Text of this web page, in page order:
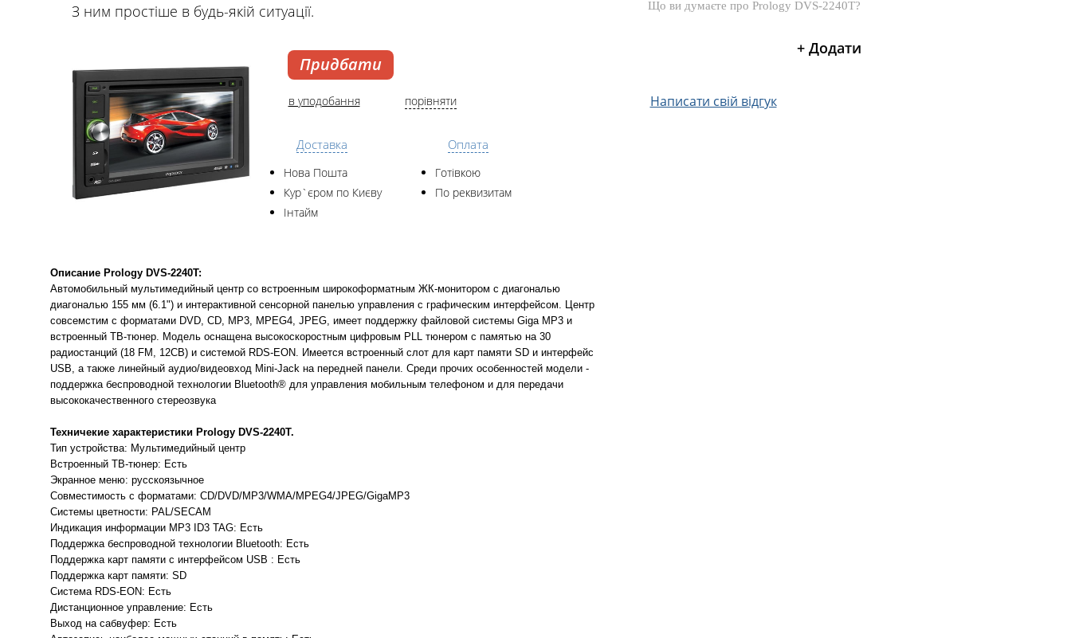
З ним простіше в будь-якій ситуації.
Придбати
в уподобання порівняти
Доставка
Нова Пошта
Кур`єром по Києву
Інтайм
Оплата
Готівкою
По реквизитам
Описание Prology DVS-2240T:
Автомобильный мультимедийный центр со встроенным широкоформатным ЖК-монитором с диагональю
диагональю 155 мм (6.1") и интерактивной сенсорной панелью управления с графическим интерфейсом. Центр
совсемстим с форматами DVD, CD, MP3, MPEG4, JPEG, имеет поддержку файловой системы Giga MP3 и
встроенный ТВ-тюнер. Модель оснащена высокоскоростным цифровым PLL тюнером с памятью на 30
радиостанций (18 FM, 12СВ) и системой RDS-EON. Имеется встроенный слот для карт памяти SD и интерфейс
USB, а также линейный аудио/видеовход Mini-Jack на передней панели. Среди прочих особенностей модели -
поддержка беспроводной технологии Bluetooth® для управления мобильным телефоном и для передачи
высококачественного стереозвука
Техничекие характеристики Prology DVS-2240T.
Тип устройства: Мультимедийный центр
Встроенный ТВ-тюнер: Есть
Экранное меню: русскоязычное
Совместимость с форматами: CD/DVD/MP3/WMA/MPEG4/JPEG/GigaMP3
Системы цветности: PAL/SECAM
Индикация информации MP3 ID3 TAG: Есть
Поддержка беспроводной технологии Bluetooth: Есть
Поддержка карт памяти с интерфейсом USB : Есть
Поддержка карт памяти: SD
Система RDS-EON: Есть
Дистанционное управление: Есть
Выход на сабвуфер: Есть
Написати свій відгук